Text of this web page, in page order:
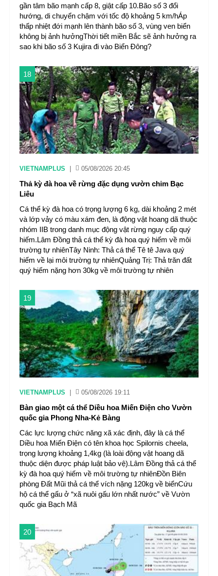
gần tâm bão mạnh cấp 8, giật cấp 10.Bão số 3 đổi
hướng, di chuyển chậm với tốc độ khoảng 5 km/hÁp
thấp nhiệt đới mạnh lên thành bão số 3, vùng ven biển
không bị ảnh hưởngThời tiết miền Bắc sẽ ảnh hưởng ra
sao khi bão số 3 Kujira đi vào Biển Đông?
18
VIETNAMPLUS 05/08/2026 20:45
Thả kỳ đà hoa về rừng đặc dụng vườn chim Bạc
Liêu
Cá thể kỳ đà hoa có trọng lượng 6 kg, dài khoảng 2 mét
và lớp vảy có màu xám đen, là động vật hoang dã thuộc
nhóm IIB trong danh mục động vật rừng nguy cấp quý
hiếm.Lâm Đồng thả cá thể kỳ đà hoa quý hiếm về môi
trường tự nhiênTây Ninh: Thả cá thể Tê tê Java quý
hiếm về lại môi trường tự nhiênQuảng Trị: Thả trăn đất
quý hiếm nặng hơn 30kg về môi trường tự nhiên
19
VIETNAMPLUS 05/08/2026 19:11
Bàn giao một cá thể Diều hoa Miến Điện cho Vườn
quốc gia Phong Nha-Kẻ Bàng
Các lực lượng chức năng xã xác định, đây là cá thể
Diều hoa Miến Điện có tên khoa học Spilornis cheela,
trọng lượng khoảng 1,4kg (là loài động vật hoang dã
thuộc diện được pháp luật bảo vệ).Lâm Đồng thả cá thể
kỳ đà hoa quý hiếm về môi trường tự nhiênĐồn Biên
phòng Đất Mũi thả cá thể vích nặng 120kg về biểnCứu
hộ cá thể gấu ở “xã nuôi gấu lớn nhất nước” về Vườn
quốc gia Bạch Mã
20